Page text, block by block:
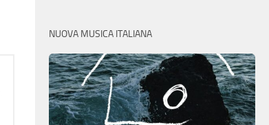
NUOVA MUSICA ITALIANA